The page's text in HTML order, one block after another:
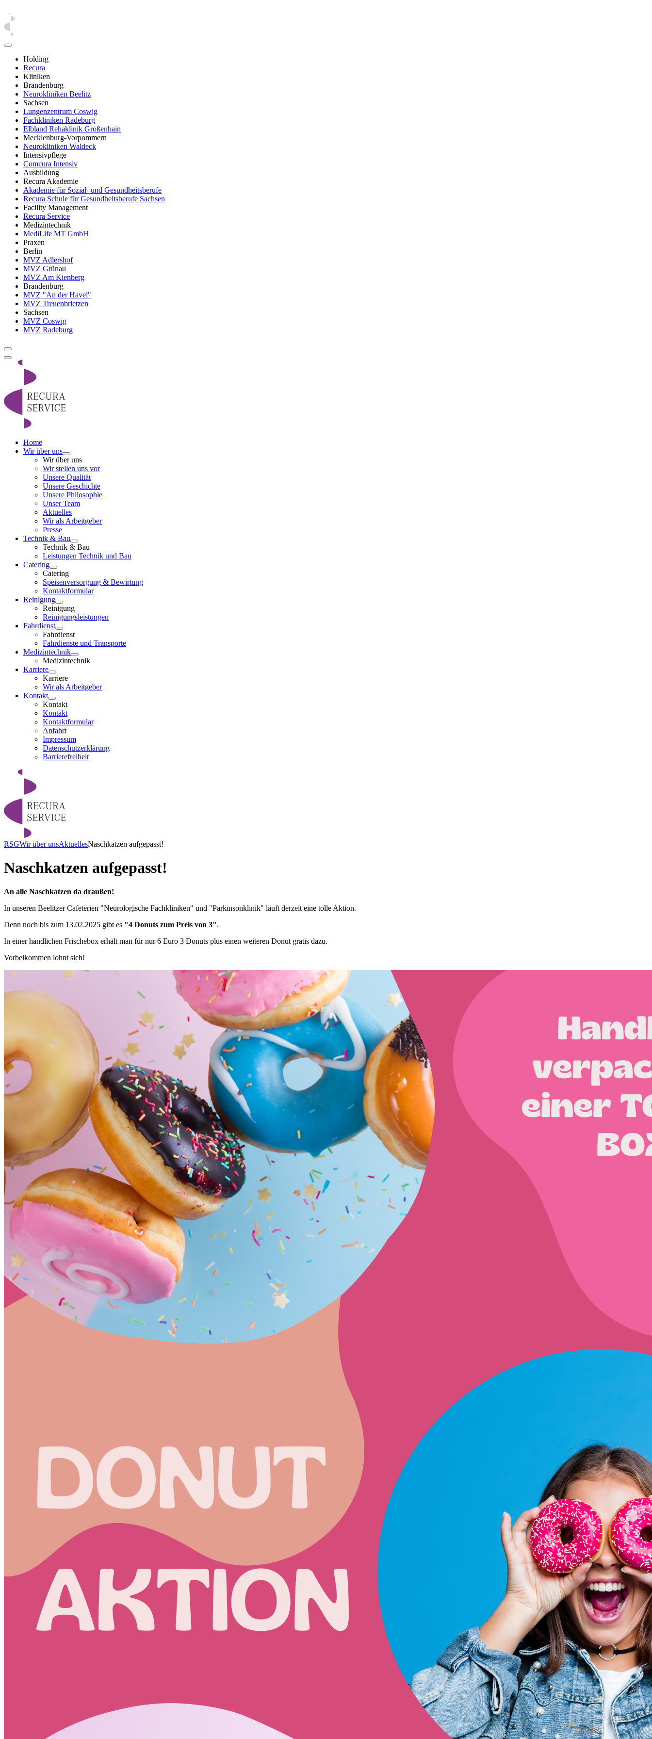
Holding
Recura
Kliniken
Brandenburg
Neurokliniken Beelitz
Sachsen
Lungenzentrum Coswig
Fachkliniken Radeburg
Elbland Rehaklinik Großenhain
Mecklenburg-Vorpommern
Neurokliniken Waldeck
Intensivpflege
Comcura Intensiv
Ausbildung
Recura Akademie
Akademie für Sozial- und Gesundheitsberufe
Recura Schule für Gesundheitsberufe Sachsen
Facility Management
Recura Service
Medizintechnik
MediLife MT GmbH
Praxen
Berlin
MVZ Adlershof
MVZ Grünau
MVZ Am Kienberg
Brandenburg
MVZ "An der Havel"
MVZ Treuenbrietzen
Sachsen
MVZ Coswig
MVZ Radeburg
Home
Wir über uns
Wir über uns
Wir stellen uns vor
Unsere Qualität
Unsere Geschichte
Unsere Philosophie
Unser Team
Aktuelles
Wir als Arbeitgeber
Presse
Technik & Bau
Technik & Bau
Leistungen Technik und Bau
Catering
Catering
Speisenversorgung & Bewirtung
Kontaktformular
Reinigung
Reinigung
Reinigungsleistungen
Fahrdienst
Fahrdienst
Fahrdienste und Transporte
Medizintechnik
Medizintechnik
Karriere
Karriere
Wir als Arbeitgeber
Kontakt
Kontakt
Kontakt
Kontaktformular
Anfahrt
Impressum
Datenschutzerklärung
Barrierefreiheit
RSGWir über unsAktuellesNaschkatzen aufgepasst!
Naschkatzen aufgepasst!
An alle Naschkatzen da draußen!
In unseren Beelitzer Cafeterien "Neurologische Fachkliniken" und "Parkinsonklinik" läuft derzeit eine tolle Aktion.
Denn noch bis zum 13.02.2025 gibt es "4 Donuts zum Preis von 3".
In einer handlichen Frischebox erhält man für nur 6 Euro 3 Donuts plus einen weiteren Donut gratis dazu.
Vorbeikommen lohnt sich!